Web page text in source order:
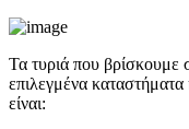
Τα τυριά που βρίσκουμε
επιλεγμένα
είναι: